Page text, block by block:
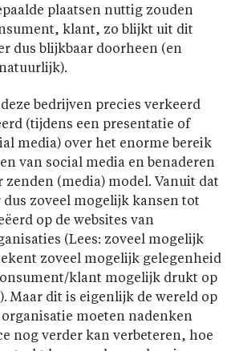
plaatsen nuttig zouden
klant, zo blijkt uit dit
dus blijkbaar doorheen (en
bedrijven precies verkeerd
(tijdens een presentatie of
media) over het enorme bereik
van social media en benaderen
zenden (media) model. Vanuit dat
zoveel mogelijk kansen tot
op de websites van
(Lees: zoveel mogelijk
zoveel mogelijk gelegenheid
klant mogelijk drukt op
Maar dit is eigenlijk de wereld op
moeten nadenken
nog verder kan verbeteren, hoe